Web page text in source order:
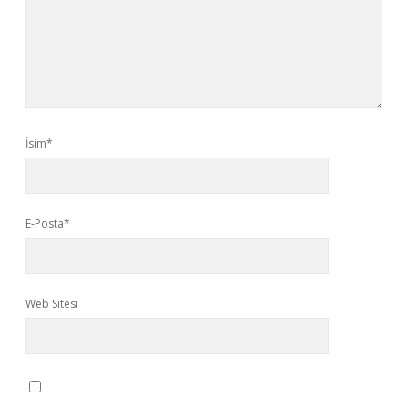
İsim*
E-Posta*
Web Sitesi